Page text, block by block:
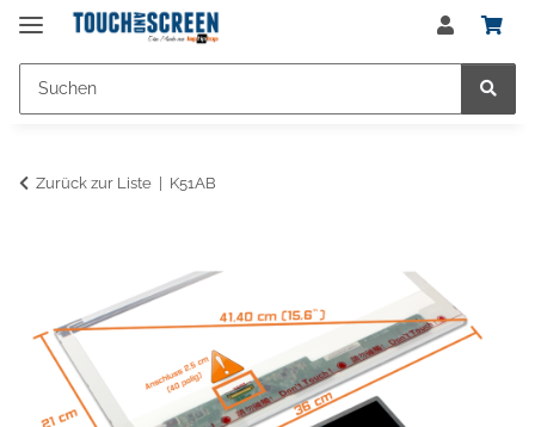
Zurück zur Liste K51AB